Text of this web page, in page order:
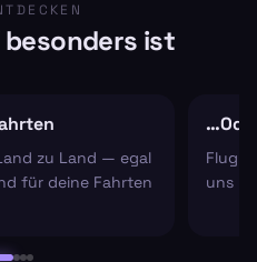
besonders ist
zu Land — egal
für deine Fahrten
uns